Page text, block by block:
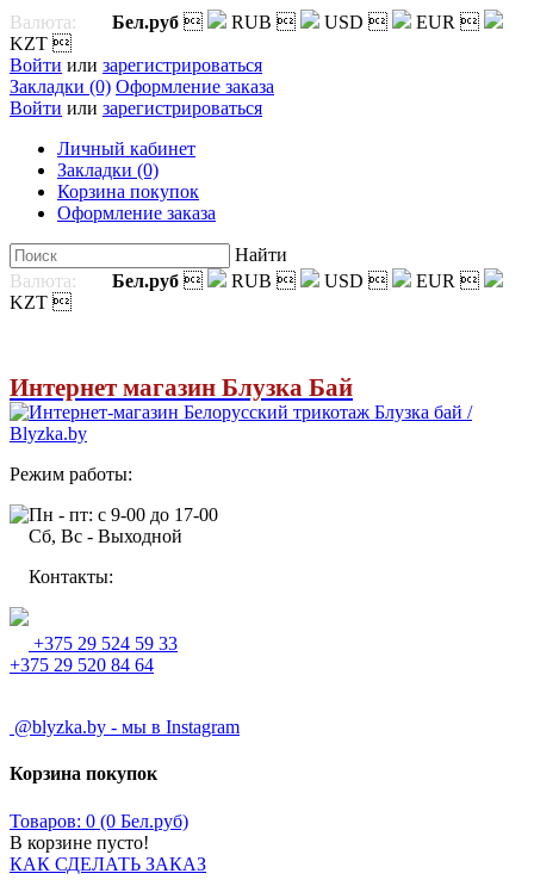
Валюта: Бел.руб  RUB  USD  EUR 
KZT 
Войти или зарегистрироваться
Закладки (0) Оформление заказа
Войти или зарегистрироваться
Личный кабинет
Закладки (0)
Корзина покупок
Оформление заказа
Найти
Валюта:
Бел.руб  RUB  USD  EUR 
KZT 
Интернет магазин Блузка Бай
Режим работы:
Пн - пт: с 9-00 до 17-00
Сб, Вс - Выходной
Контакты:
+375 29 524 59 33
+375 29 520 84 64
@blyzka.by - мы в Instagram
Корзина покупок
Товаров: 0 (0 Бел.руб)
В корзине пусто!
КАК СДЕЛАТЬ ЗАКАЗ